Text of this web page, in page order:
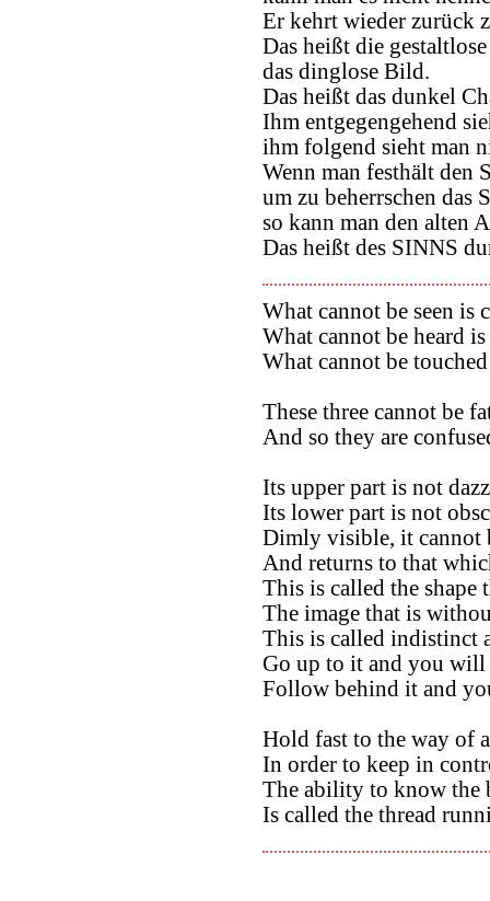
Er kehrt wieder zurück
Das heißt die
das dinglose Bild.
Das heißt das dunkel
Ihm entgegengehend
ihm folgend sieht man
Wenn man festhält den
um zu beherrschen das
so kann man den alten
Das heißt des SINNS
What cannot be seen is
What cannot be heard
What cannot be
These three cannot be
And so they are
Its upper part is not
Its lower part is not
Dimly visible, it cannot
And returns to that
This is called the shape
The image that is
This is called indistinct
Go up to it and you will
Follow behind it and
Hold fast to the way of
In order to keep in
The ability to know
Is called the thread